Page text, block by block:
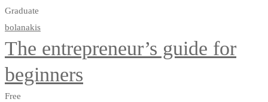
Graduate
bolanakis
The entrepreneur’s guide for
beginners
Free